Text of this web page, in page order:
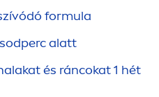
formula
alatt
és ráncokat 1 hét